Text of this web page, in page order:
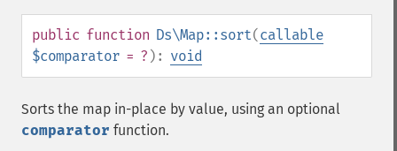
public function Ds\Map::sort(callable
$comparator = ? ): void
Sorts the map in-place by value, using an optional
comparator function.